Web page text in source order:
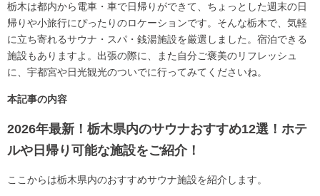
栃木は都内から電車・車で日帰りができて、ちょっとした週末の日
帰りや小旅行にぴったりのロケーションです。そんな栃木で、気軽
に立ち寄れるサウナ・スパ・銭湯施設を厳選しました。宿泊できる
施設もありますよ。出張の際に、また自分ご褒美のリフレッシュ
に、宇都宮や日光観光のついでに行ってみてくださいね。
本記事の内容
2026年最新！栃木県内のサウナおすすめ12選！ホテ
ルや日帰り可能な施設をご紹介！
ここからは栃木県内のおすすめサウナ施設を紹介します。